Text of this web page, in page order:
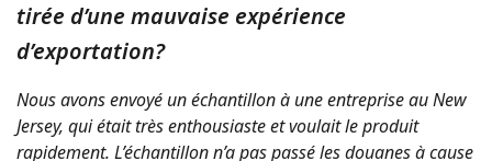
tirée d’une mauvaise expérience
d’exportation?
Nous avons envoyé un échantillon à une entreprise au New
Jersey, qui était très enthousiaste et voulait le produit
rapidement. L’échantillon n’a pas passé les douanes à cause